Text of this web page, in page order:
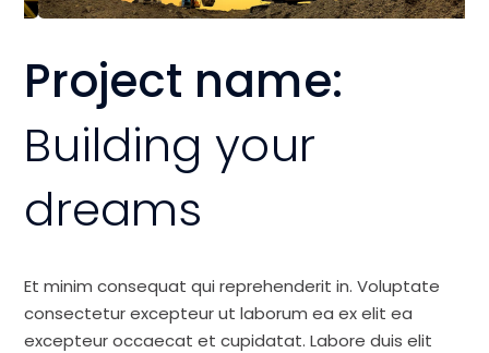
Project name:
Building your
dreams
Et minim consequat qui reprehenderit in. Voluptate
consectetur excepteur ut laborum ea ex elit ea
excepteur occaecat et cupidatat. Labore duis elit